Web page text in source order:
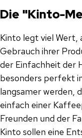
Die "Kinto-
Kinto legt viel Wert,
Gebrauch ihrer
der Einfachheit der
besonders perfekt
langsamer werden,
einfach einer
Freunden und der
Kinto sollen eine